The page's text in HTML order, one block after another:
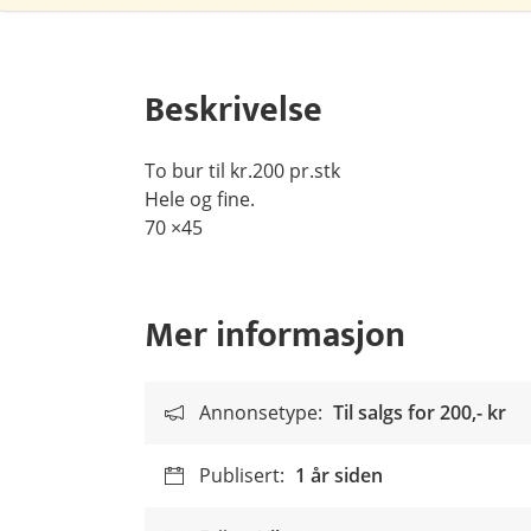
Beskrivelse
To bur til kr.200 pr.stk
Hele og fine.
70 ×45
Mer informasjon
Annonsetype: Til salgs for200,- kr
Publisert: 1 år siden